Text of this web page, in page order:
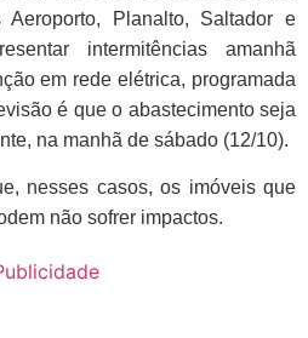
Planalto, Saltador e
intermitências amanhã
em rede elétrica, programada
é que o abastecimento seja
na manhã de sábado (12/10).
nesses casos, os imóveis que
não sofrer impactos.